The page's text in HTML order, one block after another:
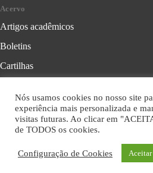
Acervo
Artigos acadêmicos
Boletins
Cartilhas
Folhetos
Livros
Nós usamos cookies no nosso site
experiência mais personalizada e
visitas futuras. Ao clicar em
de TODOS os cookies.
Configuração de Cookies Aceitar